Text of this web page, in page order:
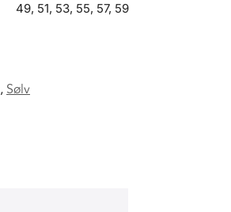
49, 51, 53, 55, 57, 59
, Sølv